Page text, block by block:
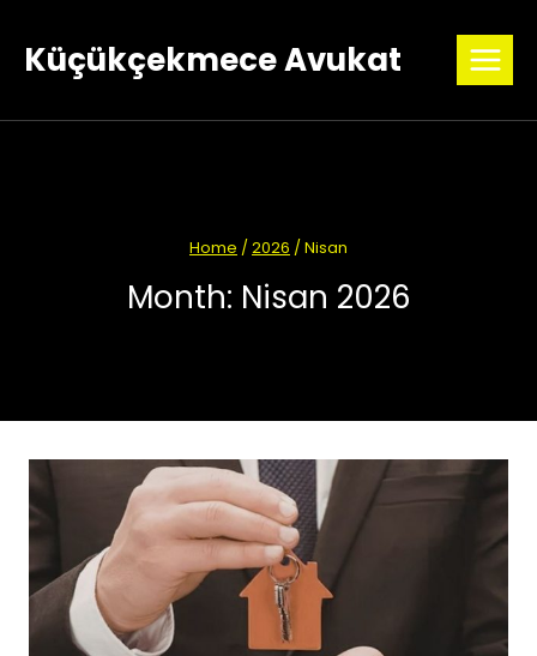
content
Küçükçekmece Avukat
Home / 2026 / Nisan
Month: Nisan 2026